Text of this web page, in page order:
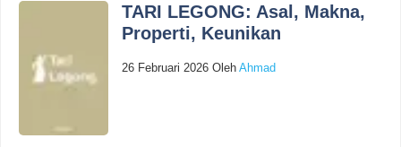
TARI LEGONG: Asal, Makna,
Properti, Keunikan
26 Februari 2026 Oleh Ahmad